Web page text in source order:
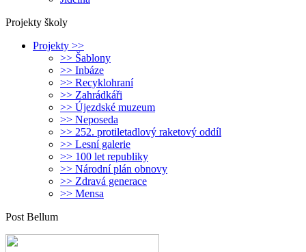
Projekty školy
Projekty >>
>> Šablony
>> Inbáze
>> Recyklohraní
>> Zahrádkáři
>> Újezdské muzeum
>> Neposeda
>> 252. protiletadlový raketový oddíl
>> Lesní galerie
>> 100 let republiky
>> Národní plán obnovy
>> Zdravá generace
>> Mensa
Post Bellum